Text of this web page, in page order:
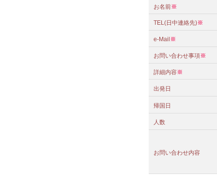
お名前※
TEL(日中連絡先)※
e-Mail ※
お問い合わせ事項※
詳細内容※
出発日
帰国日
人数
お問い合わせ内容